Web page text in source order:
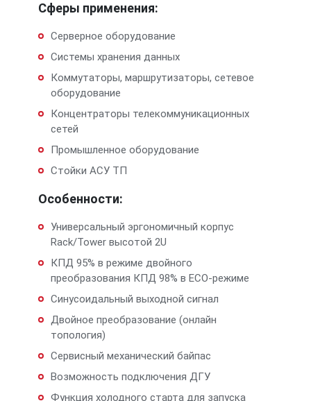
Сферы применения:
Серверное оборудование
Системы хранения данных
Коммутаторы, маршрутизаторы, сетевое
оборудование
Концентраторы телекоммуникационных
сетей
Промышленное оборудование
Стойки АСУ ТП
Особенности:
Универсальный эргономичный корпус
Rack/Tower высотой 2U
КПД 95% в режиме двойного
преобразования КПД 98% в ЕСО-режиме
Синусоидальный выходной сигнал
Двойное преобразование (онлайн
топология)
Сервисный механический байпас
Возможность подключения ДГУ
Функция холодного старта для запуска